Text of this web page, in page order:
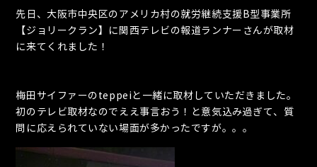
先日、大阪市中央区のアメリカ村の就労継続支援B型事業所
【ジョリークラン】に関西テレビの報道ランナーさんが取材
に来てくれました！
梅田サイファーのteppeiと一緒に取材していただきました。
初のテレビ取材なのでええ事言おう！と意気込み過ぎて、質
問に応えられていない場面が多かったですが。。。